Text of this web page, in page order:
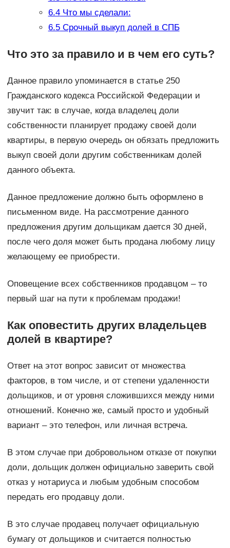
6.4Что мы сделали:
6.5Срочный выкуп долей в СПБ
Что это за правило и в чем его суть?
Данное правило упоминается в статье 250
Гражданского кодекса Российской Федерации и
звучит так: в случае, когда владелец доли
собственности планирует продажу своей доли
квартиры, в первую очередь он обязать предложить
выкуп своей доли другим собственникам долей
данного объекта.
Данное предложение должно быть оформлено в
письменном виде. На рассмотрение данного
предложения другим дольщикам дается 30 дней,
после чего доля может быть продана любому лицу
желающему ее приобрести.
Оповещение всех собственников продавцом – то
первый шаг на пути к проблемам продажи!
Как оповестить других владельцев
долей в квартире?
Ответ на этот вопрос зависит от множества
факторов, в том числе, и от степени удаленности
дольщиков, и от уровня сложившихся между ними
отношений. Конечно же, самый просто и удобный
вариант – это телефон, или личная встреча.
В этом случае при добровольном отказе от покупки
доли, дольщик должен официально заверить свой
отказ у нотариуса и любым удобным способом
передать его продавцу доли.
В это случае продавец получает официальную
бумагу от дольщиков и считается полностью